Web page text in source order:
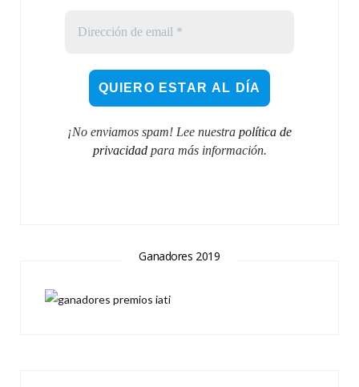
¡No enviamos spam! Lee nuestra política de
privacidadpara más información.
Ganadores 2019